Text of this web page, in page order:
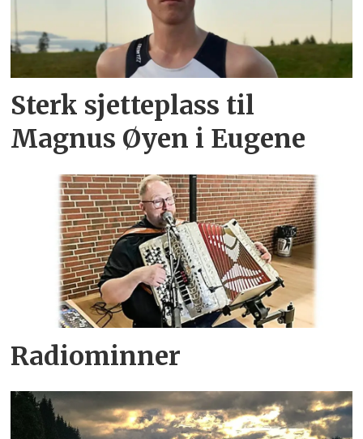
Sterk sjetteplass til
Magnus Øyen i Eugene
Radiominner